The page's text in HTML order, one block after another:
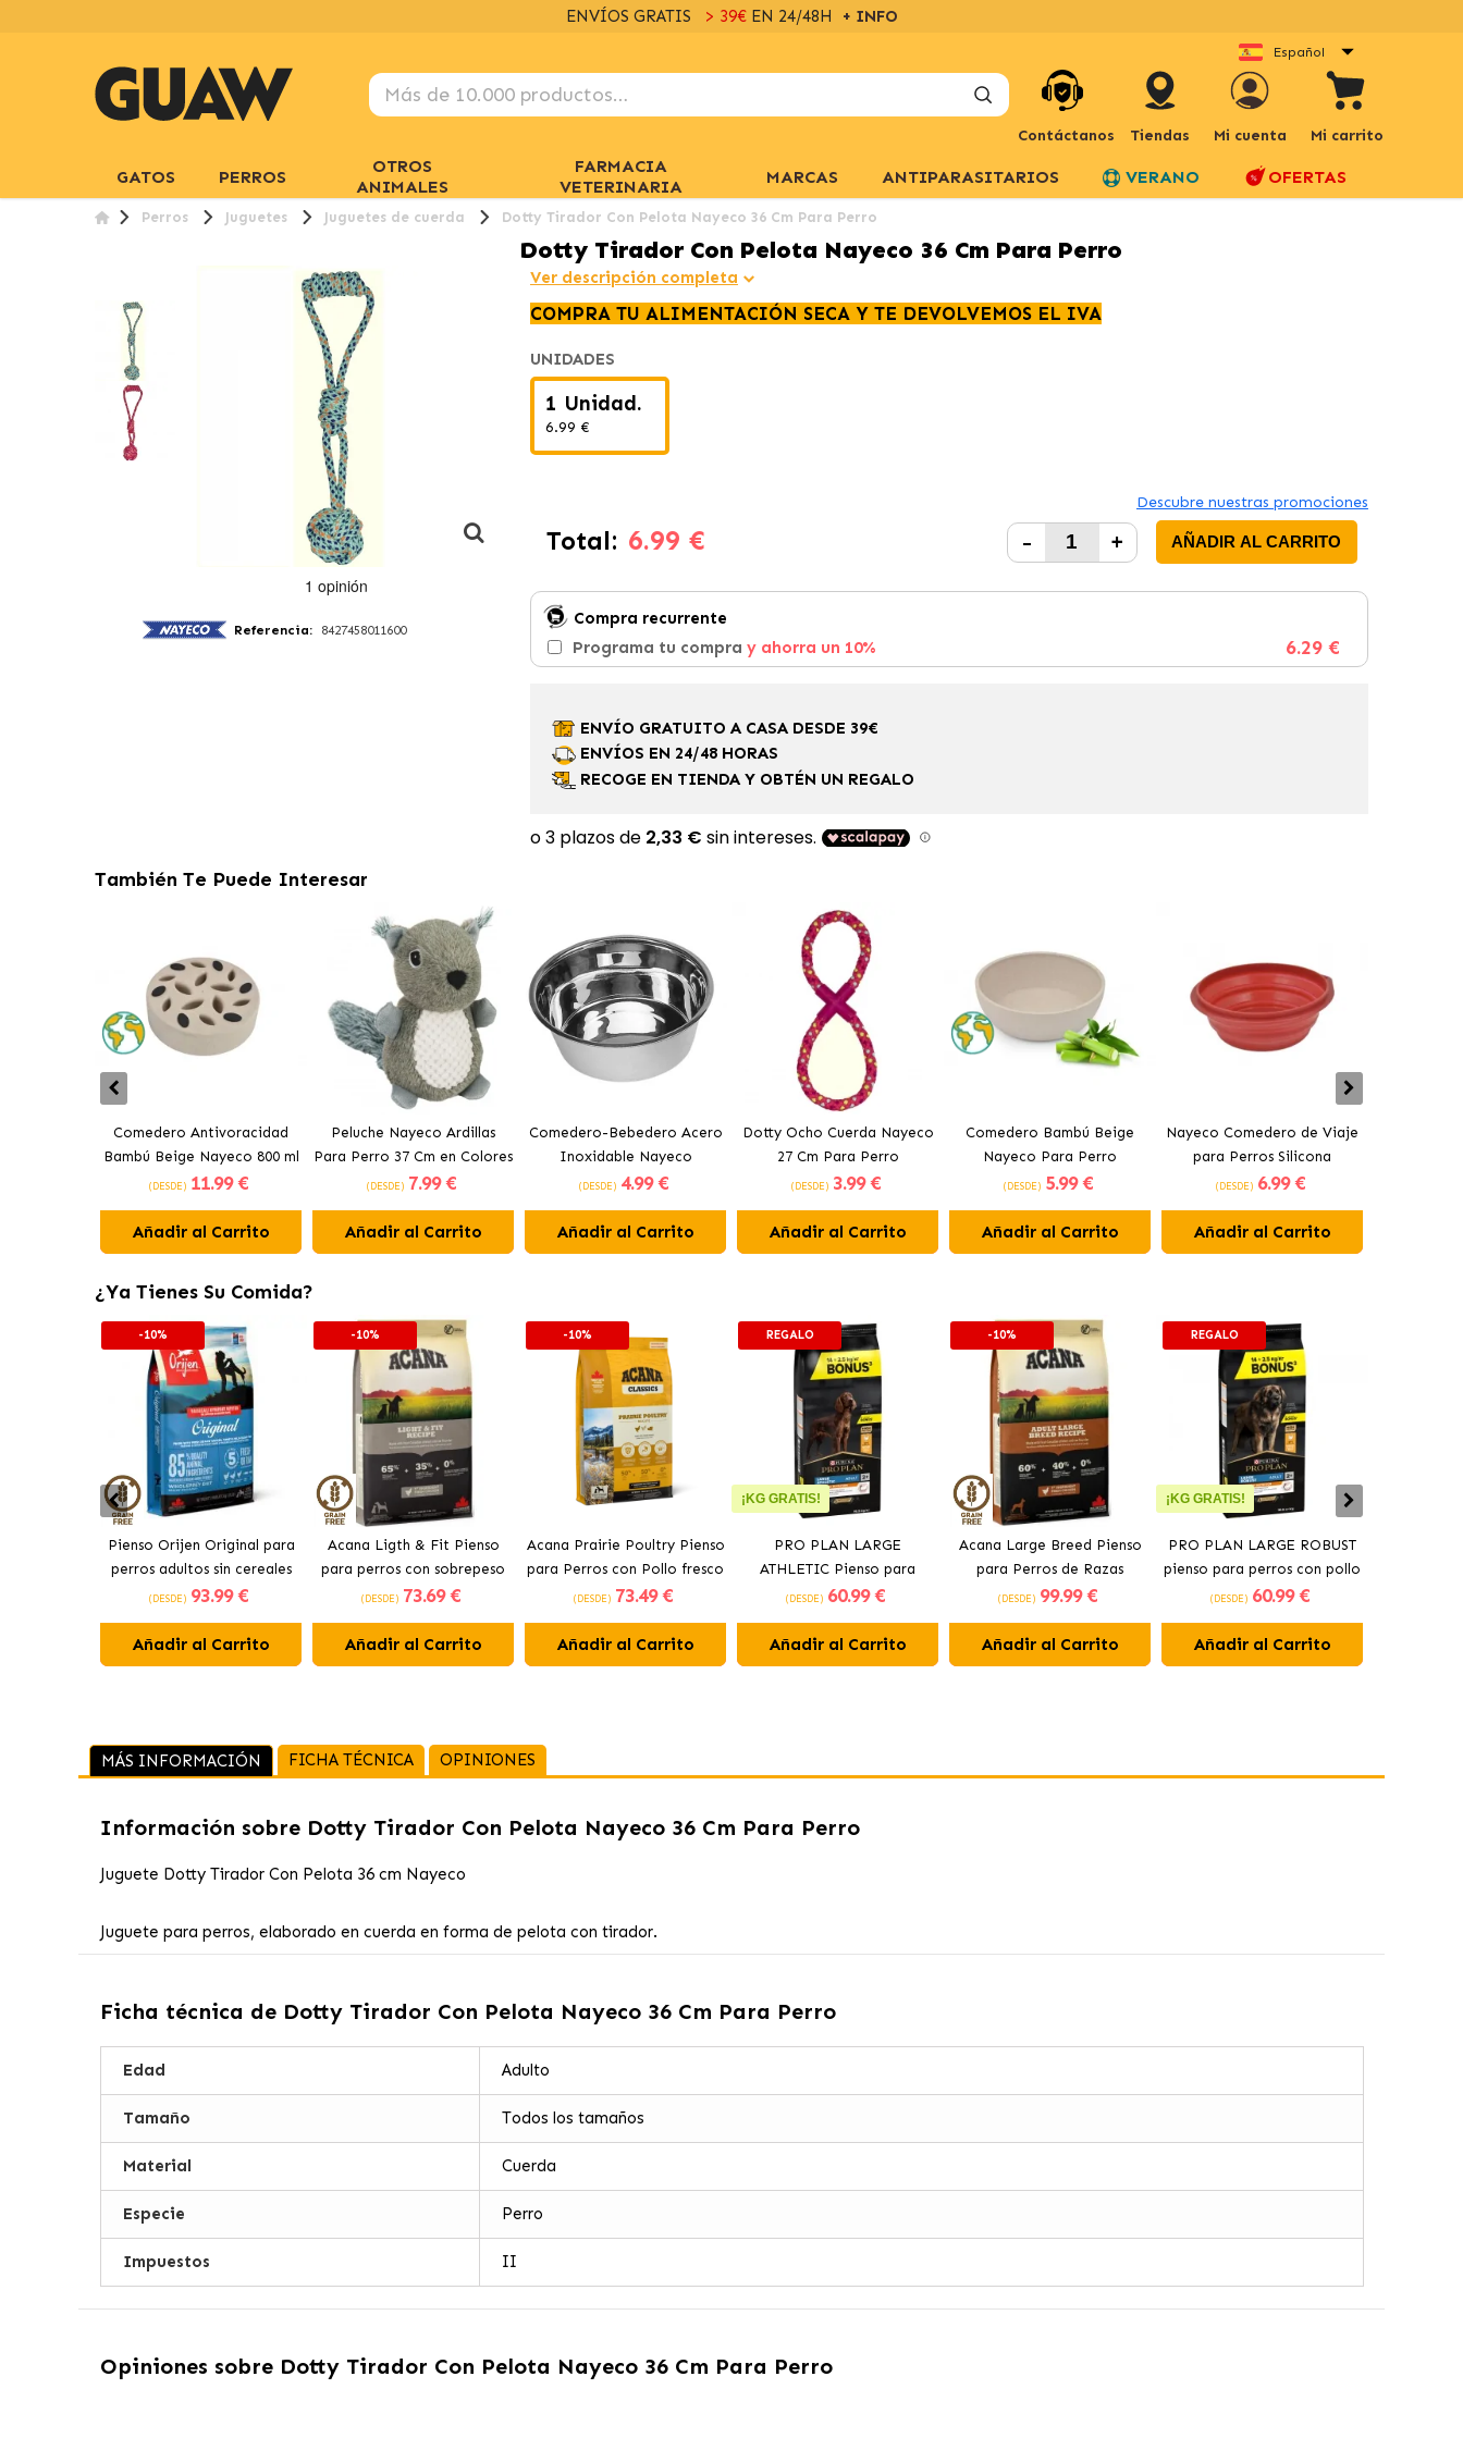
ENVÍOS GRATIS > 39€EN 24/48H + INFO
Español
Contáctanos Tiendas Mi cuenta Mi carrito
GATOS PERROS
OTROS
ANIMALES
FARMACIA
VETERINARIA
MARCAS ANTIPARASITARIOS VERANO OFERTAS
Perros Juguetes Juguetes de cuerda Dotty Tirador Con Pelota Nayeco 36 Cm Para Perro
Dotty Tirador Con Pelota Nayeco 36 Cm Para Perro
Referencia: 8427458011600
Ver descripción completa
COMPRA TU ALIMENTACIÓN SECA Y TE DEVOLVEMOS EL IVA
UNIDADES
1 Unidad.
6.99 €
Descubre nuestras promociones
Total: 6.99 € - + AÑADIR AL CARRITO
Compra recurrente
Programa tu compra y ahorra un 10% 6.29 €
ENVÍO GRATUITO A CASA DESDE 39€
ENVÍOS EN 24/48 HORAS
RECOGE EN TIENDA Y OBTÉN UN REGALO
También Te Puede Interesar
Comedero Antivoracidad
Bambú Beige Nayeco 800 ml
(DESDE) 11.99 €
Añadir al Carrito
Peluche Nayeco Ardillas
Para Perro 37 Cm en Colores
Surtidos
(DESDE) 7.99 €
Añadir al Carrito
Comedero-Bebedero Acero
Inoxidable Nayeco
(DESDE) 4.99 €
Añadir al Carrito
Dotty Ocho Cuerda Nayeco
27 Cm Para Perro
(DESDE) 3.99 €
Añadir al Carrito
Comedero Bambú Beige
Nayeco Para Perro
(DESDE) 5.99 €
Añadir al Carrito
Nayeco Comedero de Viaje
para Perros Silicona
(DESDE) 6.99 €
Añadir al Carrito
¿Ya Tienes Su Comida?
-10%
Pienso Orijen Original para
perros adultos sin cereales
de pollo
(DESDE) 93.99 €
Añadir al Carrito
-10%
Acana Ligth & Fit Pienso
para perros con sobrepeso
con pollo fresco
(DESDE) 73.69 €
Añadir al Carrito
-10%
Acana Prairie Poultry Pienso
para Perros con Pollo fresco
(DESDE) 73.49 €
Añadir al Carrito
REGALO
¡KG GRATIS!
PRO PLAN LARGE
ATHLETIC Pienso para
perros con pollo
(DESDE) 60.99 €
Añadir al Carrito
-10%
Acana Large Breed Pienso
para Perros de Razas
Grandes con Pollo
(DESDE) 99.99 €
Añadir al Carrito
REGALO
¡KG GRATIS!
PRO PLAN LARGE ROBUST
pienso para perros con pollo
(DESDE) 60.99 €
Añadir al Carrito
MÁS INFORMACIÓN FICHA TÉCNICA OPINIONES
Información sobre Dotty Tirador Con Pelota Nayeco 36 Cm Para Perro
Juguete Dotty Tirador Con Pelota 36 cm Nayeco
Juguete para perros, elaborado en cuerda en forma de pelota con tirador.
Ficha técnica de Dotty Tirador Con Pelota Nayeco 36 Cm Para Perro
Edad Adulto
Tamaño Todos los tamaños
Material Cuerda
Especie Perro
Impuestos II
Opiniones sobre Dotty Tirador Con Pelota Nayeco 36 Cm Para Perro